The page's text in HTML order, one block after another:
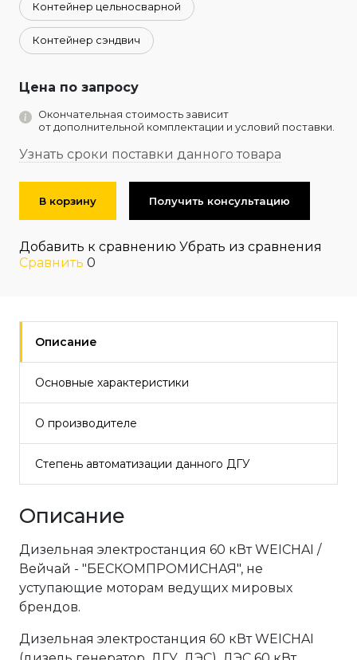
Контейнер цельносварной
Контейнер сэндвич
Цена по запросу
Окончательная стоимость зависит
от дополнительной комплектации и условий поставки.
Узнать сроки поставки данного товара
В корзину Получить консультацию
Добавить к сравнению Убрать из сравнения
Сравнить 0
Описание
Основные характеристики
О производителе
Степень автоматизации данного ДГУ
Описание
Дизельная электростанция 60 кВт WEICHAI /
Вейчай - "БЕСКОМПРОМИСНАЯ", не
уступающие моторам ведущих мировых
брендов.
Дизельная электростанция 60 кВт WEICHAI